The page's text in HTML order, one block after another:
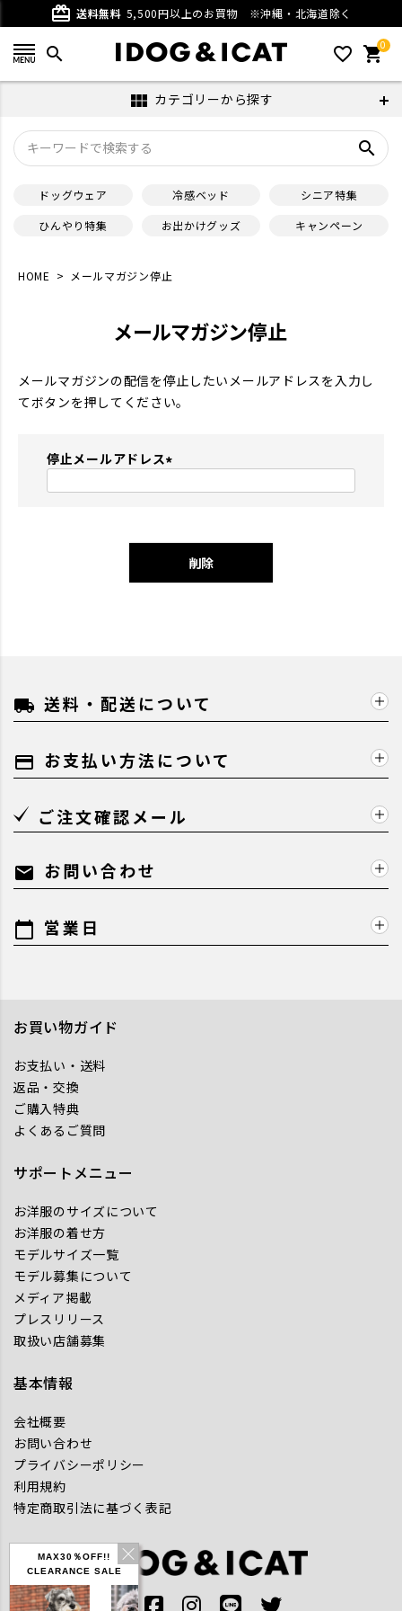
MAX30％OFF!!
CLEARANCE SALE
card_giftcard 送料無料 5,500円以上のお買物 ※沖縄・北海道除く
search favorite_outline 0
shopping_cart
view_module カテゴリーから探す
search
ドッグウェア 冷感ベッド
シニア特集
ひんやり特集
お出かけグッズ キャンペーン
HOME メールマガジン停止
メールマガジン停止
メールマガジンの配信を停止したいメールアドレスを入力し
てボタンを押してください。
停止メールアドレス
)
削除
local_shipping 送料・配送について
payment お支払い方法について
ご注文確認メール
mail お問い合わせ
calendar_today 営業日
お買い物ガイド
お支払い・送料
返品・交換
ご購入特典
よくあるご質問
サポートメニュー
お洋服のサイズについて
お洋服の着せ方
モデルサイズ一覧
モデル募集について
メディア掲載
プレスリリース
取扱い店舗募集
基本情報
会社概要
お問い合わせ
プライバシーポリシー
利用規約
特定商取引法に基づく表記